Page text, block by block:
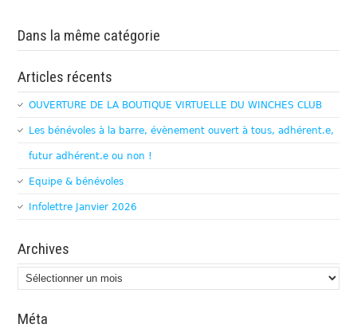
Dans la même catégorie
Articles récents
OUVERTURE DE LA BOUTIQUE VIRTUELLE DU WINCHES CLUB
Les bénévoles à la barre, évènement ouvert à tous, adhérent.e,
futur adhérent.e ou non !
Equipe & bénévoles
Infolettre Janvier 2026
Archives
Archives
Méta